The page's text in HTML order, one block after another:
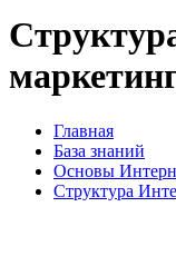
Главная
База знаний
Основы
Структура